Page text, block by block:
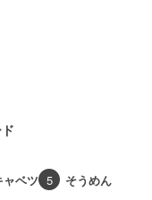
ャベツ 5 そうめん